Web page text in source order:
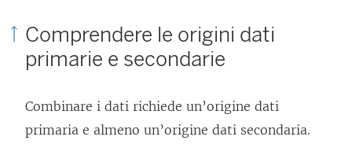
Comprendere le origini dati
primarie e secondarie
Combinare i dati richiede un’origine dati
primaria e almeno un’origine dati secondaria.